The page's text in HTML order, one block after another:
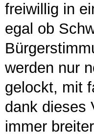
freiwillig in
egal ob
werden nur
gelockt, mit
dank dieses
immer